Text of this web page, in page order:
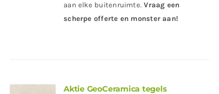
aan elke buitenruimte.Vraag een
scherpe offerte en monster aan!
Aktie GeoCeramica tegels